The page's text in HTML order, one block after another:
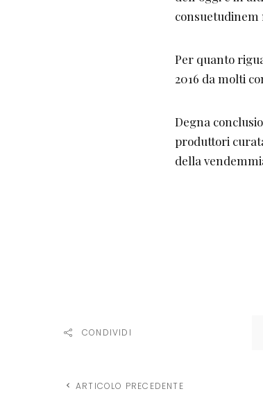
Per quanto
2016 da molti
Degna
produttori
della
CONDIVIDI
ARTICOLO PRECEDENTE